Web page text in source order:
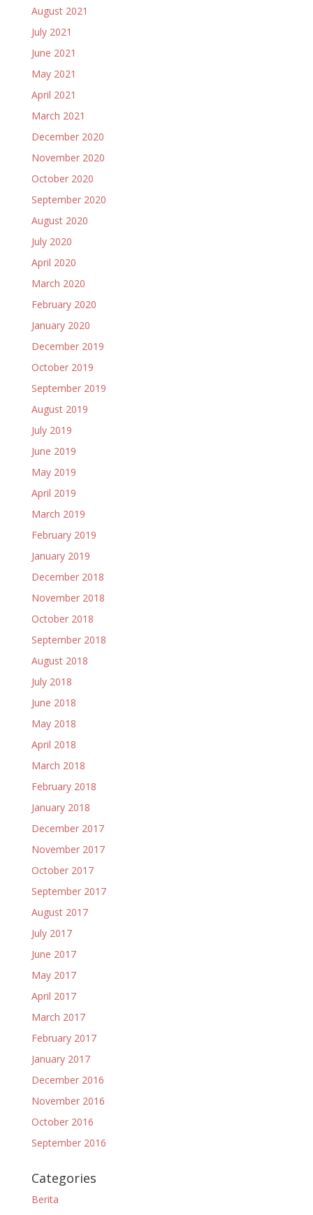
August 2021
July 2021
June 2021
May 2021
April 2021
March 2021
December 2020
November 2020
October 2020
September 2020
August 2020
July 2020
April 2020
March 2020
February 2020
January 2020
December 2019
October 2019
September 2019
August 2019
July 2019
June 2019
May 2019
April 2019
March 2019
February 2019
January 2019
December 2018
November 2018
October 2018
September 2018
August 2018
July 2018
June 2018
May 2018
April 2018
March 2018
February 2018
January 2018
December 2017
November 2017
October 2017
September 2017
August 2017
July 2017
June 2017
May 2017
April 2017
March 2017
February 2017
January 2017
December 2016
November 2016
October 2016
September 2016
Categories
Berita